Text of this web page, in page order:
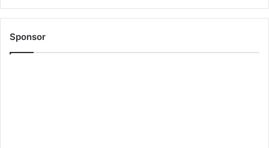
Sponsor